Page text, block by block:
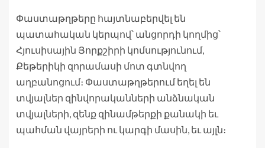
Փաստաթղթերը հայտնաբերվել են
պատահական կերպով՝ անցորդի կողմից՝
Հյուսիսային Յորքշիրի կոմսությունում,
Քեթերիկի զորամասի մոտ գտնվող
աղբանոցում։ Փաստաթղթերում եղել են
տվյալներ զինվորականների անձնական
տվյալների, զենք զինամթերքի քանակի եւ
պահման վայրերի ու կարգի մասին, եւ այլն։